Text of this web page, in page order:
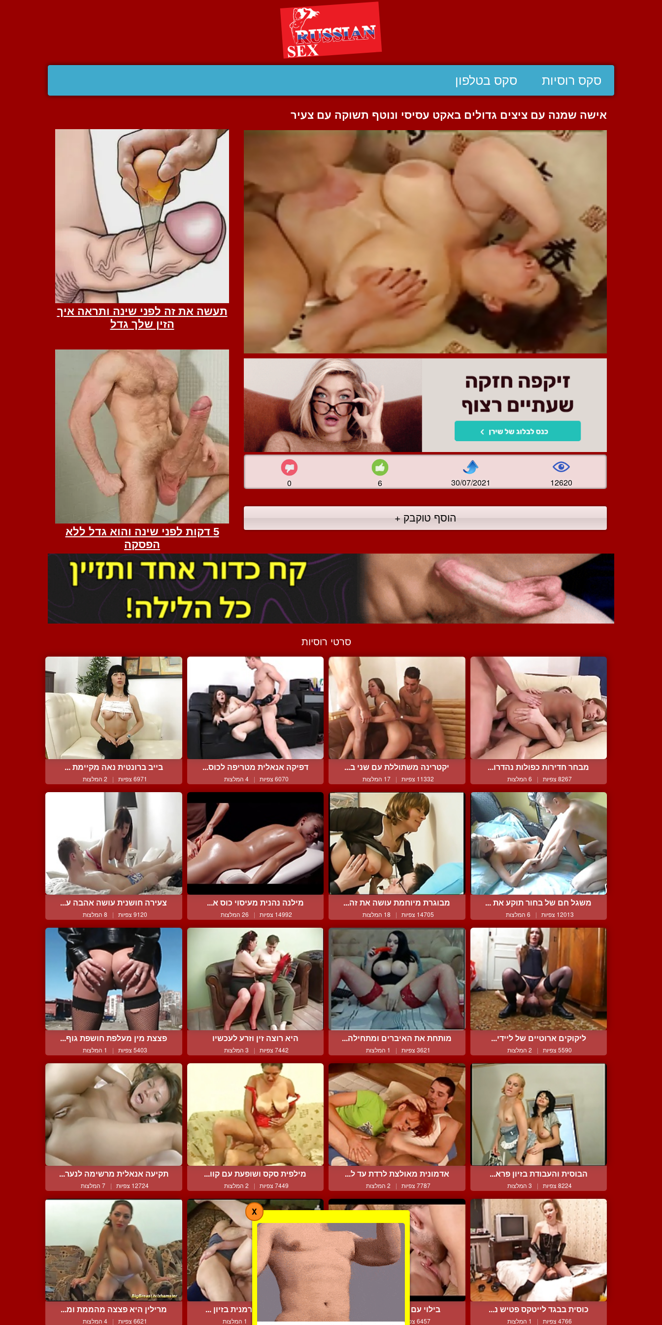
סקס רוסיות סקס בטלפון
אישה שמנה עם ציצים גדולים באקט עסיסי ונוטף תשוקה עם צעיר
0 6 30/07/2021 12620
הוסף טוקבק +
סרטי רוסיות
מבחר חדירות כפולות נהדרו...
8267 צפיות | 6 המלצות
יקטרינה משתוללת עם שני ב...
11332 צפיות | 17 המלצות
דפיקה אנאלית מטריפה לכוס...
6070 צפיות | 4 המלצות
בייב ברונטית נאה מקיימת ...
6971 צפיות | 2 המלצות
משגל חם של בחור תוקע את ...
12013 צפיות | 6 המלצות
מבוגרת מיוחמת עושה את זה...
14705 צפיות | 18 המלצות
מילנה נהנית מעיסוי כוס א...
14992 צפיות | 26 המלצות
צעירה חושנית עושה אהבה ע...
9120 צפיות | 8 המלצות
ליקוקים ארוטיים של ליידי...
5590 צפיות | 2 המלצות
מותחת את האיברים ומתחילה...
3621 צפיות | 1 המלצות
היא רוצה זין וזרע לעכשיו
7442 צפיות | 3 המלצות
פצצת מין מעלפת חושפת גוף...
5403 צפיות | 1 המלצות
הבוסית והעבודת בזיון פרא...
8224 צפיות | 3 המלצות
אדמונית מאולצת לרדת עד ל...
7787 צפיות | 2 המלצות
מילפית סקס ושופעת עם קוו...
7449 צפיות | 2 המלצות
תקיעה אנאלית מרשימה לנער...
12724 צפיות | 7 המלצות
כוסית בבגד לייטקס פטיש נ...
4766 צפיות | 1 המלצות
בילוי עם מיסטרס מרישה
6457 צפיות | 3 המלצות
אמא שופעת וחרמנית בזיון ...
11677 צפיות 1 המלצות
מרילין היא פצצה מהממת ומ...
6621 צפיות | 4 המלצות
X